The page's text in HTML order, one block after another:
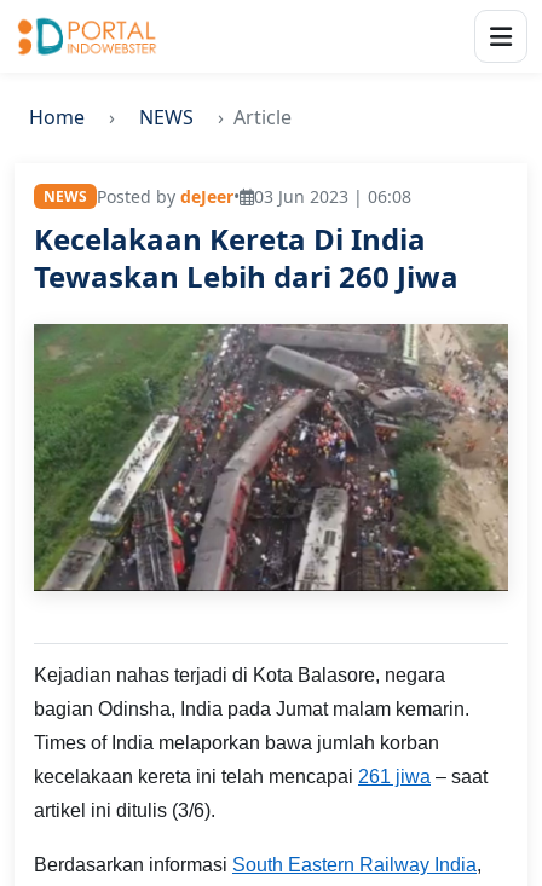
Home NEWS Article
NEWS Posted by deJeer• 03 Jun 2023 | 06:08
Kecelakaan Kereta Di India
Tewaskan Lebih dari 260 Jiwa
Kejadian nahas terjadi di Kota Balasore, negara
bagian Odinsha, India pada Jumat malam kemarin.
Times of India melaporkan bawa jumlah korban
kecelakaan kereta ini telah mencapai 261 jiwa – saat
artikel ini ditulis (3/6).
Berdasarkan informasi South Eastern Railway India,